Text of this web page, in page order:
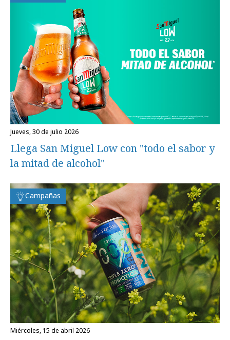
jueves, 30 de julio 2026
Llega San Miguel Low con "todo el sabor y
la mitad de alcohol"
Campañas
miércoles, 15 de abril 2026